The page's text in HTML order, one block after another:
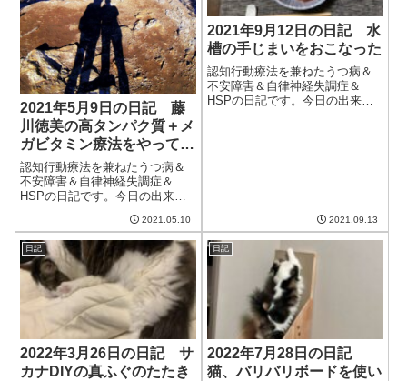
2021年5月9日の日記 藤
川徳美の高タンパク質＋メ
ガビタミン療法をやってみ
ようかどうしようか
認知行動療法を兼ねたうつ病＆
不安障害＆自律神経失調症＆
HSPの日記です。今日の出来事
気温もぐんぐん上がり、28度に
なったらしい。もはや初夏を超
えて夏に近づいたといっても過
言ではないだろう。ただ、また
再び最高気温が...
2021.05.10
2021年9月12日の日記 水
槽の手じまいをおこなった
認知行動療法を兼ねたうつ病＆
不安障害＆自律神経失調症＆
HSPの日記です。今日の出来事
2021.09.13
日記
2022年3月26日の日記 サ
カナDIYの真ふぐのたたき
日記
2022年7月28日の日記
猫、バリバリボードを使い